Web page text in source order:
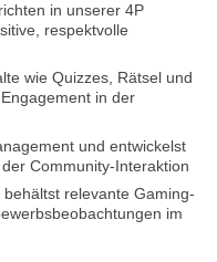
in unserer 4P
respektvolle
wie Quizzes, Rätsel und
in der
und entwickelst
Community-Interaktion
relevante Gaming-
im